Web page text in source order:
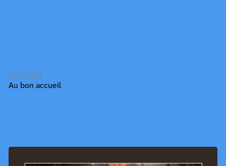
9/6/2024
Au bon accueil